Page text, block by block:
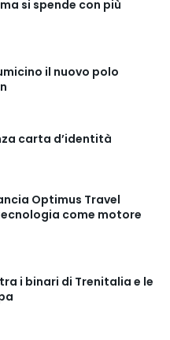
si spende con più
il nuovo polo
carta d’identità
Optimus Travel
come motore
i binari di Trenitalia e le